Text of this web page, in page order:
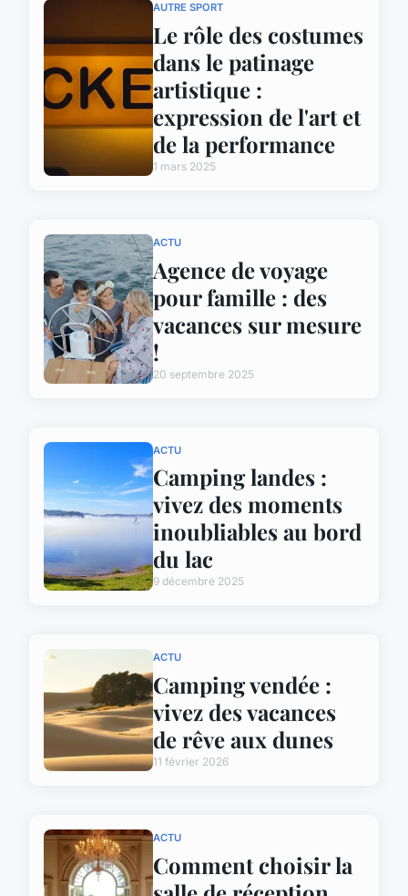
AUTRE SPORT
Le rôle des costumes
dans le patinage
artistique :
expression de l'art et
de la performance
1 mars 2025
ACTU
Agence de voyage
pour famille : des
vacances sur mesure
!
20 septembre 2025
ACTU
Camping landes :
vivez des moments
inoubliables au bord
du lac
9 décembre 2025
ACTU
Camping vendée :
vivez des vacances
de rêve aux dunes
11 février 2026
ACTU
Comment choisir la